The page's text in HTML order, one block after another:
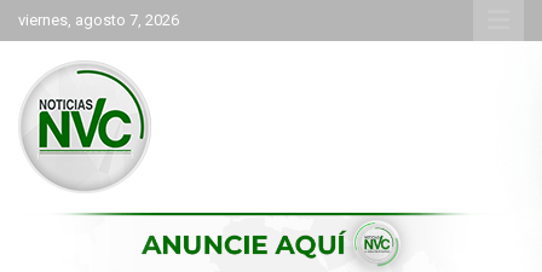
Saltar
al
contenido
viernes, agosto 7, 2026
NVC Noticias